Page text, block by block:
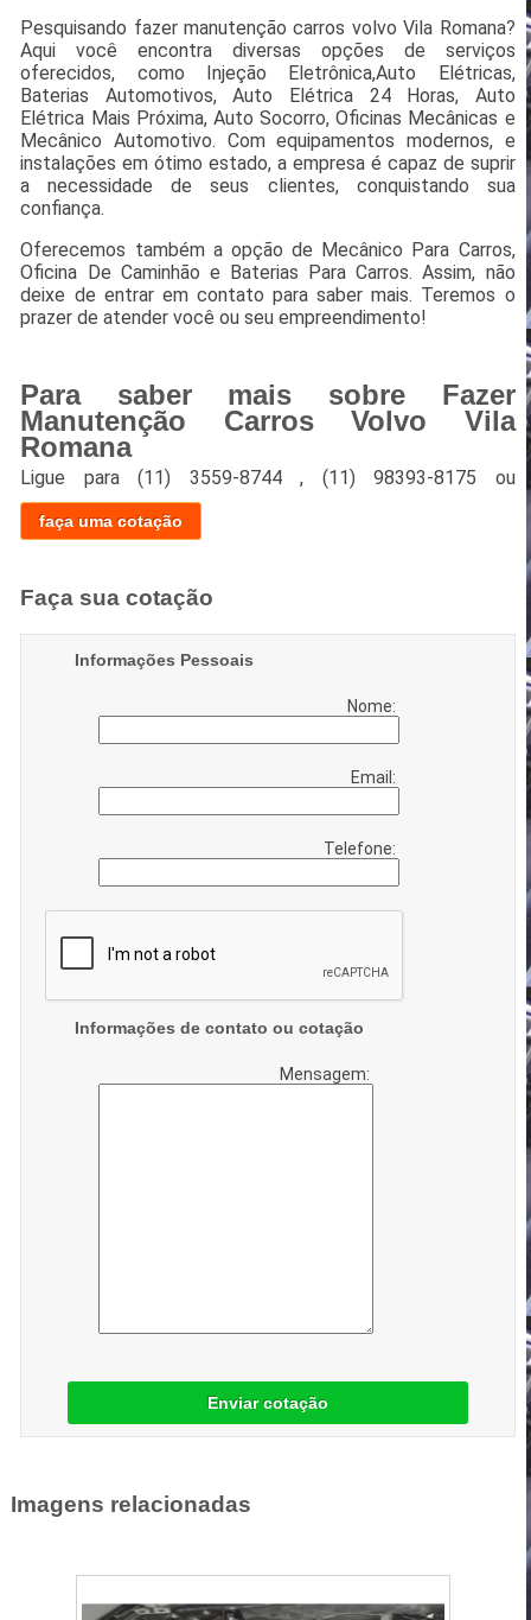
Pesquisando fazer manutenção carros volvo Vila Romana?
Aqui você encontra diversas opções de serviços
oferecidos, como Injeção Eletrônica,Auto Elétricas,
Baterias Automotivos, Auto Elétrica 24 Horas, Auto
Elétrica Mais Próxima, Auto Socorro, Oficinas Mecânicas e
Mecânico Automotivo. Com equipamentos modernos, e
instalações em ótimo estado, a empresa é capaz de suprir
a necessidade de seus clientes, conquistando sua
confiança.
Oferecemos também a opção de Mecânico Para Carros,
Oficina De Caminhão e Baterias Para Carros. Assim, não
deixe de entrar em contato para saber mais. Teremos o
prazer de atender você ou seu empreendimento!
Para saber mais sobre Fazer
Manutenção Carros Volvo Vila
Romana
Ligue para(11) 3559-8744 , (11) 98393-8175 ou
faça uma cotação
Faça sua cotação
Informações Pessoais
Nome:
Email:
Telefone:
Informações de contato ou cotação
Mensagem:
Enviar cotação
Imagens relacionadas